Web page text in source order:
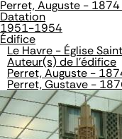
Perret, Auguste -
Datation
1951-1954
Édifice
Le Havre - Église
Auteur(s) de l'édifice
Perret, Auguste -
Perret, Gustave -